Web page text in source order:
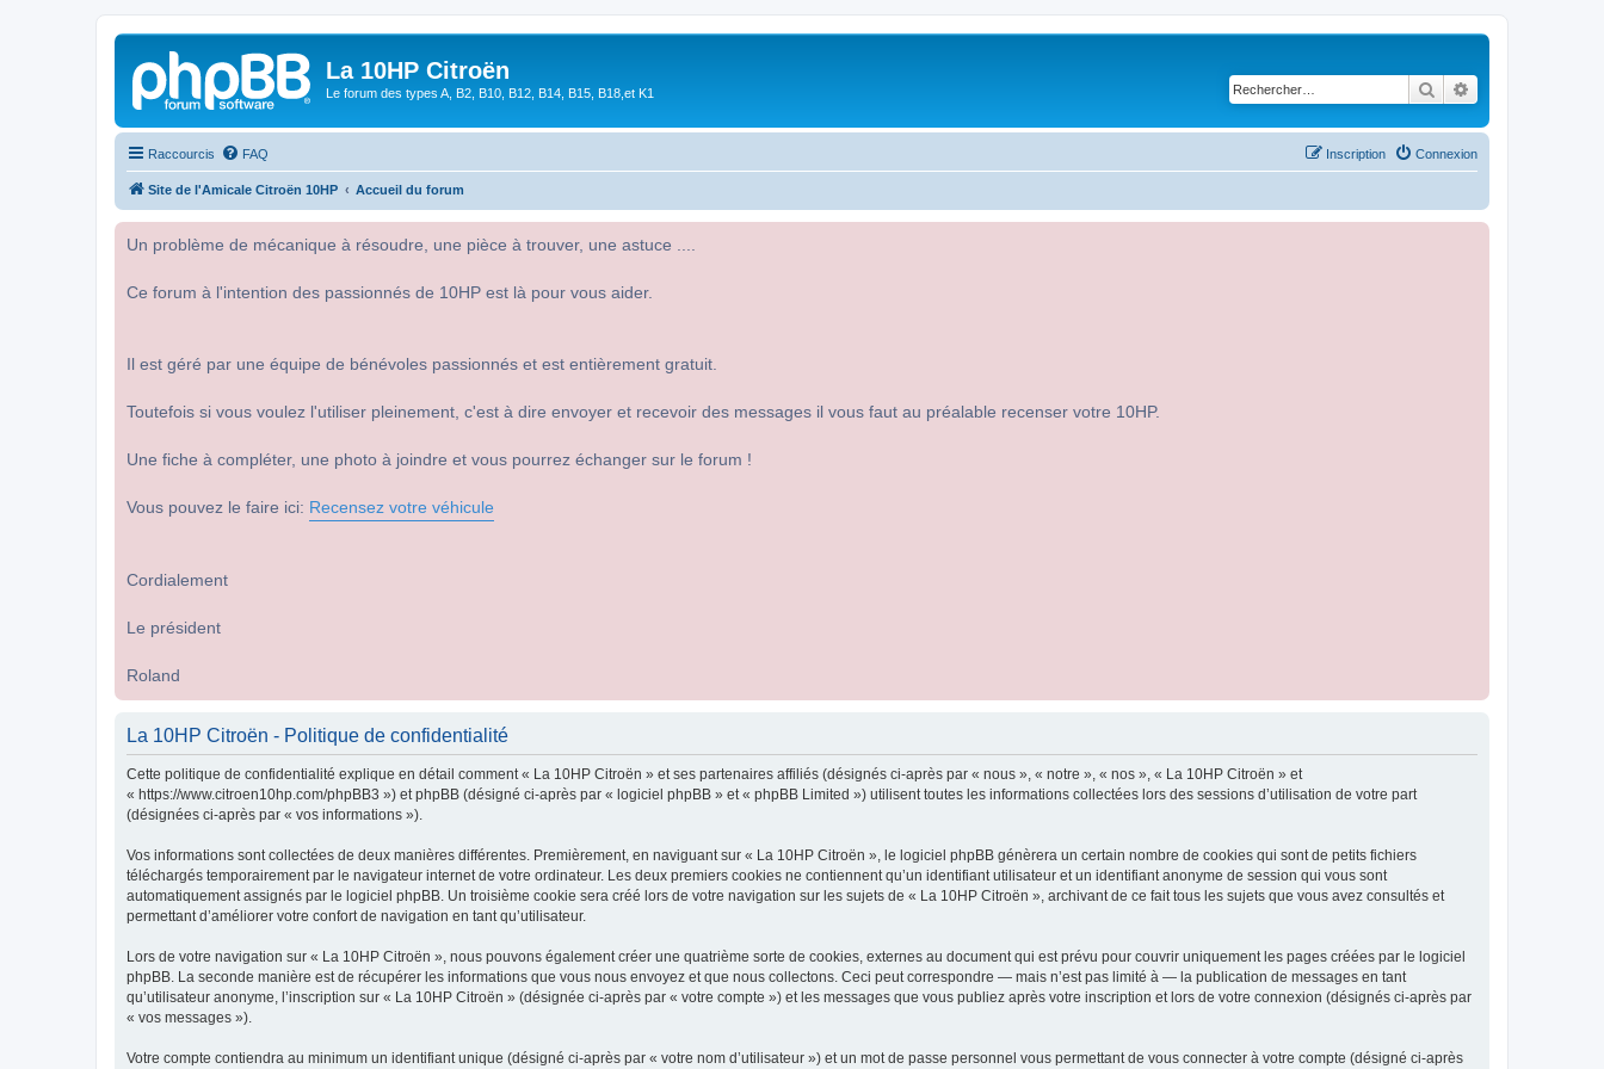
La 10HP Citroën
Le forum des types A, B2, B10, B12, B14, B15, B18,et K1 Rechercher
Raccourcis FAQ Connexion
Inscription
Site de l'Amicale Citroën 10HP Accueil du forum
Un problème de mécanique à résoudre, une pièce à trouver, une astuce ....
Ce forum à l'intention des passionnés de 10HP est là pour vous aider.
Il est géré par une équipe de bénévoles passionnés et est entièrement gratuit.
Toutefois si vous voulez l'utiliser pleinement, c'est à dire envoyer et recevoir des messages il vous faut au préalable recenser votre 10HP.
Une fiche à compléter, une photo à joindre et vous pourrez échanger sur le forum !
Vous pouvez le faire ici: Recensez votre véhicule
Cordialement
Le président
Roland
La 10HP Citroën - Politique de confidentialité
Cette politique de confidentialité explique en détail comment « La 10HP Citroën » et ses partenaires affiliés (désignés ci-après par « nous », « notre », « nos », « La 10HP Citroën » et
« https://www.citroen10hp.com/phpBB3 ») et phpBB (désigné ci-après par « logiciel phpBB » et « phpBB Limited ») utilisent toutes les informations collectées lors des sessions d’utilisation de votre part
(désignées ci-après par « vos informations »).
Vos informations sont collectées de deux manières différentes. Premièrement, en naviguant sur « La 10HP Citroën », le logiciel phpBB génèrera un certain nombre de cookies qui sont de petits fichiers
téléchargés temporairement par le navigateur internet de votre ordinateur. Les deux premiers cookies ne contiennent qu’un identifiant utilisateur et un identifiant anonyme de session qui vous sont
automatiquement assignés par le logiciel phpBB. Un troisième cookie sera créé lors de votre navigation sur les sujets de « La 10HP Citroën », archivant de ce fait tous les sujets que vous avez consultés et
permettant d’améliorer votre confort de navigation en tant qu’utilisateur.
Lors de votre navigation sur « La 10HP Citroën », nous pouvons également créer une quatrième sorte de cookies, externes au document qui est prévu pour couvrir uniquement les pages créées par le logiciel
phpBB. La seconde manière est de récupérer les informations que vous nous envoyez et que nous collectons. Ceci peut correspondre — mais n’est pas limité à — la publication de messages en tant
qu’utilisateur anonyme, l’inscription sur « La 10HP Citroën » (désignée ci-après par « votre compte ») et les messages que vous publiez après votre inscription et lors de votre connexion (désignés ci-après par
« vos messages »).
Votre compte contiendra au minimum un identifiant unique (désigné ci-après par « votre nom d’utilisateur ») et un mot de passe personnel vous permettant de vous connecter à votre compte (désigné ci-après